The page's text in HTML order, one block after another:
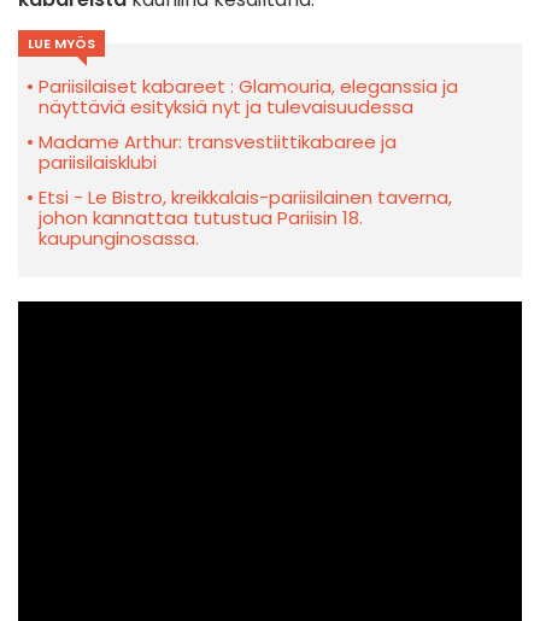
LUE MYÖS
Pariisilaiset kabareet : Glamouria, eleganssia ja
näyttäviä esityksiä nyt ja tulevaisuudessa
Madame Arthur: transvestiittikabaree ja
pariisilaisklubi
Etsi - Le Bistro, kreikkalais-pariisilainen taverna,
johon kannattaa tutustua Pariisin 18.
kaupunginosassa.